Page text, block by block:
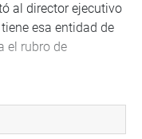
director ejecutivo
esa entidad de
el rubro de
profesionales que